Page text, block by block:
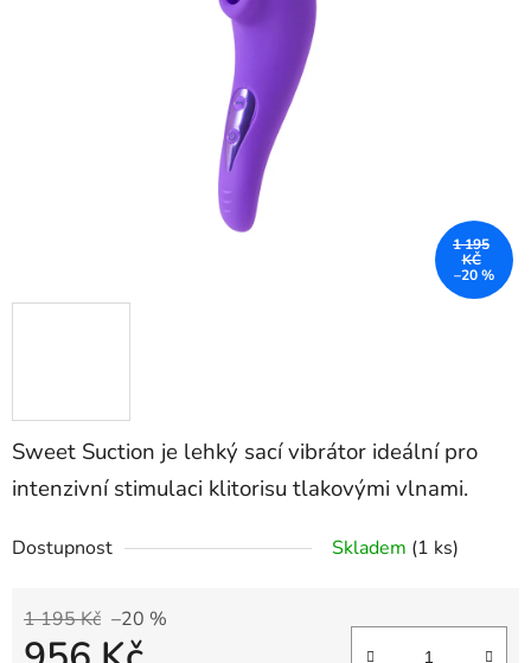
Sweet Suction je lehký sací vibrátor ideální pro
intenzivní stimulaci klitorisu tlakovými vlnami.
Dostupnost Skladem (1 ks)
1 195 Kč –20 %
1 195
KČ
–20 %